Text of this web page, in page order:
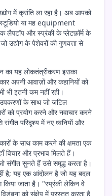
में क्रांति ला रहा है। अब आपको
या मह equipment
और स्प्रंकी के प्लेटफ़ॉर्म के
उद्योग के पेशेवरों की गुणवत्ता से
का यह लोकतंत्रीकरण इसका
अपनी आवाज़ों और कहानियों को
भी इतनी कम नहीं रही।
के साथ जो जटिल
को प्रयोग करने और नवाचार करने
संगीत परिदृश्य में नए ध्वनियों और
के साथ काम करने की क्षमता एक
विचार और प्रभाव मिलते हैं।
संगीत सुनते हैं उसे समृद्ध करता है।
है; यह एक आंदोलन है जो यह बदल
किया जाता है। "स्प्रंकी लेकिन वे
को संक्षेप में प्रस्तुत करता है